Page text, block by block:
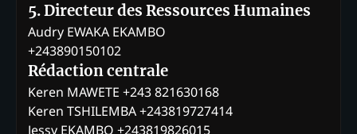
5. Directeur des Ressources Humaines
Audry EWAKA EKAMBO
+243890150102
Rédaction centrale
Keren MAWETE +243 821630168
Keren TSHILEMBA +243819727414
Jessy EKAMBO +243819826015